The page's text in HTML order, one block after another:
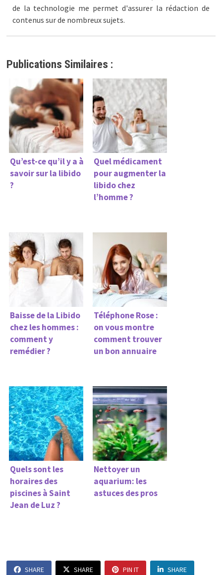
de la technologie me permet d'assurer la rédaction de
contenus sur de nombreux sujets.
Publications Similaires :
Qu’est-ce qu’il y a à
savoir sur la libido
?
Quel médicament
pour augmenter la
libido chez
l’homme ?
Baisse de la Libido
chez les hommes :
comment y
remédier ?
Téléphone Rose :
on vous montre
comment trouver
un bon annuaire
Quels sont les
horaires des
piscines à Saint
Jean de Luz ?
Nettoyer un
aquarium: les
astuces des pros
SHARE SHARE PIN IT SHARE